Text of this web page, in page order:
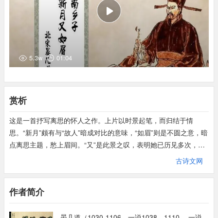
意，典出南朝粱萧统《文选》李善注引《韩非子》：六国时，张敏
与高惠二人为友，每相思不能得见，敏便于梦中往寻，但行至半
道，即迷不知路，遂回，如此者三。此处借以表达男女相思之情。
书：信。
破：消解。
恨：指离恨。
应：是。
玉枕：玉制或玉饰的枕头，亦用为瓷枕、石枕的美称。
5.3w 01:04
赏析
这是一首抒写离思的怀人之作。上片以时景起笔，而归结于情
思。“新月”颇有与“故人”暗成对比的意味，“如眉”则是不圆之意，暗
点离思主题，愁上眉间。“又”是此景之叹，表明她已历见多次，既
状时间之长，亦隐隐透出触目经心、怎堪又见的苦涩。“谁家玉笛
笛。“谁教”表面上探寻的是月下吹笛的缘由，实则却在千般埋怨它
的不是时候，或许是因为不忍它“与倚春风弄月明”（十牧《题元处
士高亭》）的欢乐情调，也或许是因为不忍它“何人不起故园
古诗文网
作者简介